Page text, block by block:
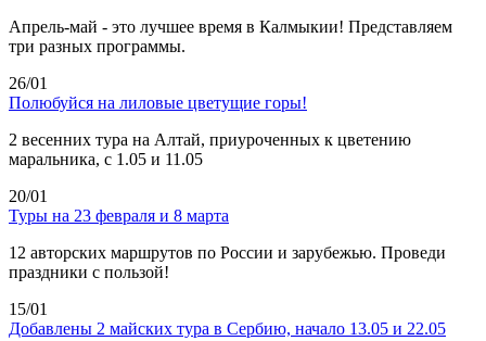
Апрель-май - это лучшее время в Калмыкии! Представляем
три разных программы.
26/01
Полюбуйся на лиловые цветущие горы!
2 весенних тура на Алтай, приуроченных к цветению
маральника, с 1.05 и 11.05
20/01
Туры на 23 февраля и 8 марта
12 авторских маршрутов по России и зарубежью. Проведи
праздники с пользой!
15/01
Добавлены 2 майских тура в Сербию, начало 13.05 и 22.05